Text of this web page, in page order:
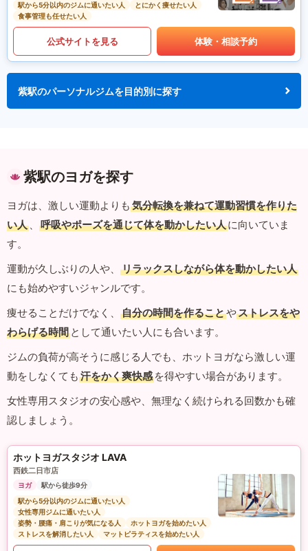
駅から5分以内のジムに通いたい人
とにかく痩せたい人
食事管理も任せたい人
公式サイトを見る 体験・相談予約
紫駅のパーソナルジムを目的別に探す
紫駅のヨガを探す
ヨガは、激しい運動よりも 気分転換を兼ねて運動習慣を作りた
い人 、 呼吸やポーズを通じて体を動かしたい人に向いていま
す。
運動が久しぶりの人や、
リラックスしながら体を動かしたい人
にも始めやすいジャンルです。
痩せることだけでなく、
自分の時間を作ることやストレスをや
わらげる時間 として通いたい人にも合います。
ジムの負荷が高そうに感じる人でも、ホットヨガなら激しい運
動をしなくても 汗をかく爽快感 を得やすい場合があります。
女性専用スタジオの安心感や、無理なく続けられる回数かも確
認しましょう。
ホットヨガスタジオ LAVA
西鉄二日市店
ヨガ
駅から徒歩9分
駅から5分以内のジムに通いたい人
女性専用ジムに通いたい人
姿勢・腰痛・肩こりが気になる人
ホットヨガを始めたい人
ストレスを解消したい人
マットピラティスを始めたい人